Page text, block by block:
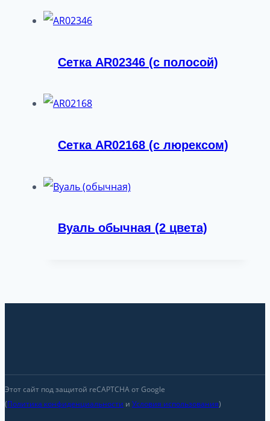
Сетка AR02346 (с полосой)
Сетка AR02168 (с люрексом)
Вуаль обычная (2 цвета)
Этот сайт под защитой reCAPTCHA от Google
(Политика конфиденциальности и Условия использования)